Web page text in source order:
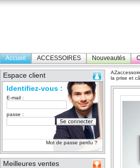
Accueil ACCESSOIRES Nouveautés
Espace client
Identifiez-vous :
E-mail :
passe :
Mot de passe perdu ?
Meilleures ventes
la prise et